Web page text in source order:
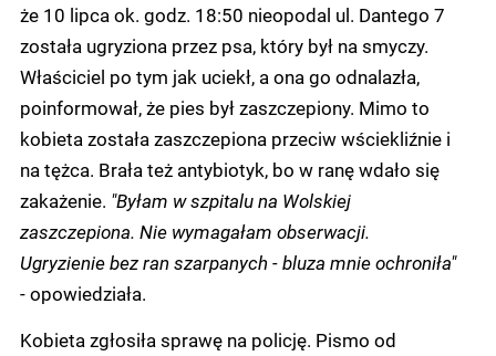
że 10 lipca ok. godz. 18:50 nieopodal ul. Dantego 7
została ugryziona przez psa, który był na smyczy.
Właściciel po tym jak uciekł, a ona go odnalazła,
poinformował, że pies był zaszczepiony. Mimo to
kobieta została zaszczepiona przeciw wściekliźnie i
na tężca. Brała też antybiotyk, bo w ranę wdało się
zakażenie. "Byłam w szpitalu na Wolskiej
zaszczepiona. Nie wymagałam obserwacji.
Ugryzienie bez ran szarpanych - bluza mnie ochroniła"
- opowiedziała.
Kobieta zgłosiła sprawę na policję. Pismo od